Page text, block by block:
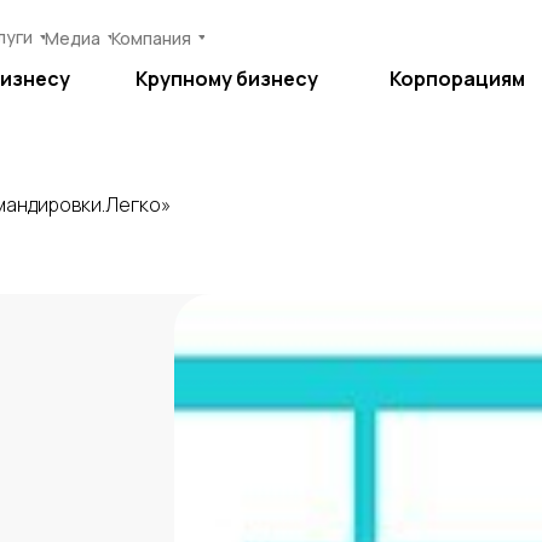
Медиа Компания
Корпорациям
Крупному бизнесу
Медиа Компания
Крупному бизнесу Корпорациям